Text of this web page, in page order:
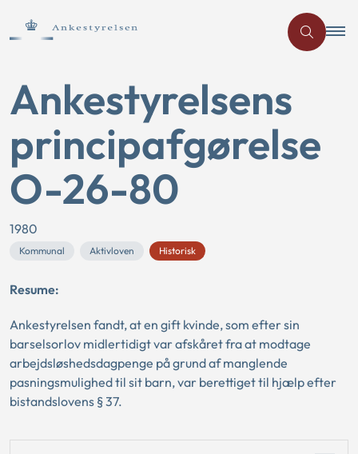
Ankestyrelsens
principafgørelse
O-26-80
1980
Kommunal Aktivloven Historisk
Resume:
Ankestyrelsen fandt, at en gift kvinde, som efter sin
barselsorlov midlertidigt var afskåret fra at modtage
arbejdsløshedsdagpenge på grund af manglende
pasningsmulighed til sit barn, var berettiget til hjælp efter
bistandslovens § 37.